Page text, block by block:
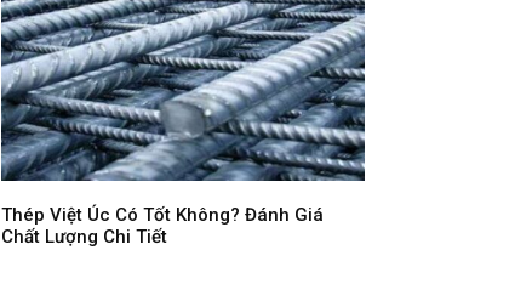
Thép Việt Úc Có Tốt Không? Đánh Giá
Chất Lượng Chi Tiết